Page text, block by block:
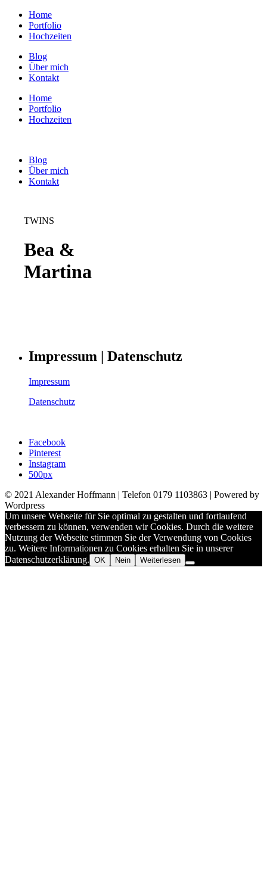
Home
Portfolio
Hochzeiten
Blog
Über mich
Kontakt
Home
Portfolio
Hochzeiten
Blog
Über mich
Kontakt
TWINS
Bea &
Martina
Impressum | Datenschutz
Impressum
Datenschutz
Facebook
Pinterest
Instagram
500px
© 2021 Alexander Hoffmann | Telefon 0179 1103863 | Powered by
Wordpress
Um unsere Webseite für Sie optimal zu gestalten und fortlaufend
verbessern zu können, verwenden wir Cookies. Durch die weitere
Nutzung der Webseite stimmen Sie der Verwendung von Cookies
zu. Weitere Informationen zu Cookies erhalten Sie in unserer
Datenschutzerklärung. OK Nein Weiterlesen